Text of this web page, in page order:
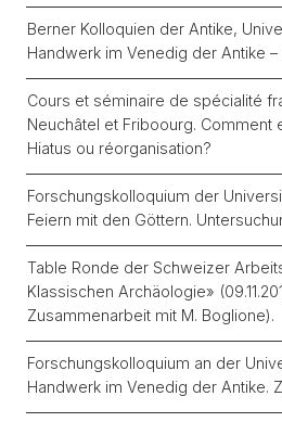
Berner Kolloquien der Antike,
Handwerk im Venedig der Antike
Cours et séminaire de spécialité
Neuchâtel et Friboourg. Comment
Hiatus ou réorganisation?
Forschungskolloquium der
Feiern mit den Göttern.
Table Ronde der Schweizer
Klassischen Archäologie»
Zusammenarbeit mit M. Boglione).
Forschungskolloquium an der
Handwerk im Venedig der Antike.